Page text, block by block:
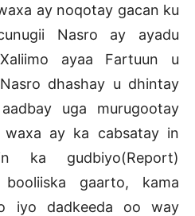
ay noqotay gacan ku
Nasro ay ayadu
ayaa Fartuun u
dhashay u dhintay
uga murugootay
ay ka cabsatay in
ka gudbiyo(Report)
gaarto, kama
iyo dadkeeda oo way